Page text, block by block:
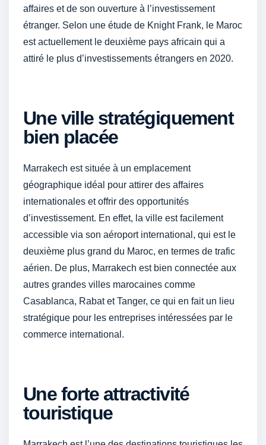
affaires et de son ouverture à l’investissement
étranger. Selon une étude de Knight Frank, le Maroc
est actuellement le deuxième pays africain qui a
attiré le plus d’investissements étrangers en 2020.
Une ville stratégiquement
bien placée
Marrakech est située à un emplacement
géographique idéal pour attirer des affaires
internationales et offrir des opportunités
d’investissement. En effet, la ville est facilement
accessible via son aéroport international, qui est le
deuxième plus grand du Maroc, en termes de trafic
aérien. De plus, Marrakech est bien connectée aux
autres grandes villes marocaines comme
Casablanca, Rabat et Tanger, ce qui en fait un lieu
stratégique pour les entreprises intéressées par le
commerce international.
Une forte attractivité
touristique